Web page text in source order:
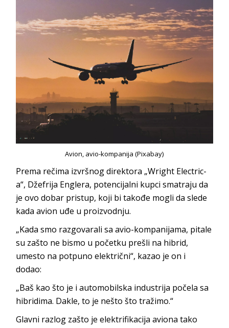
Avion, avio-kompanija (Pixabay)
Prema rečima izvršnog direktora „Wright Electric-
a“, Džefrija Englera, potencijalni kupci smatraju da
je ovo dobar pristup, koji bi takođe mogli da slede
kada avion uđe u proizvodnju.
„Kada smo razgovarali sa avio-kompanijama, pitale
su zašto ne bismo u početku prešli na hibrid,
umesto na potpuno električni“, kazao je on i
dodao:
„Baš kao što je i automobilska industrija počela sa
hibridima. Dakle, to je nešto što tražimo.“
Glavni razlog zašto je elektrifikacija aviona tako